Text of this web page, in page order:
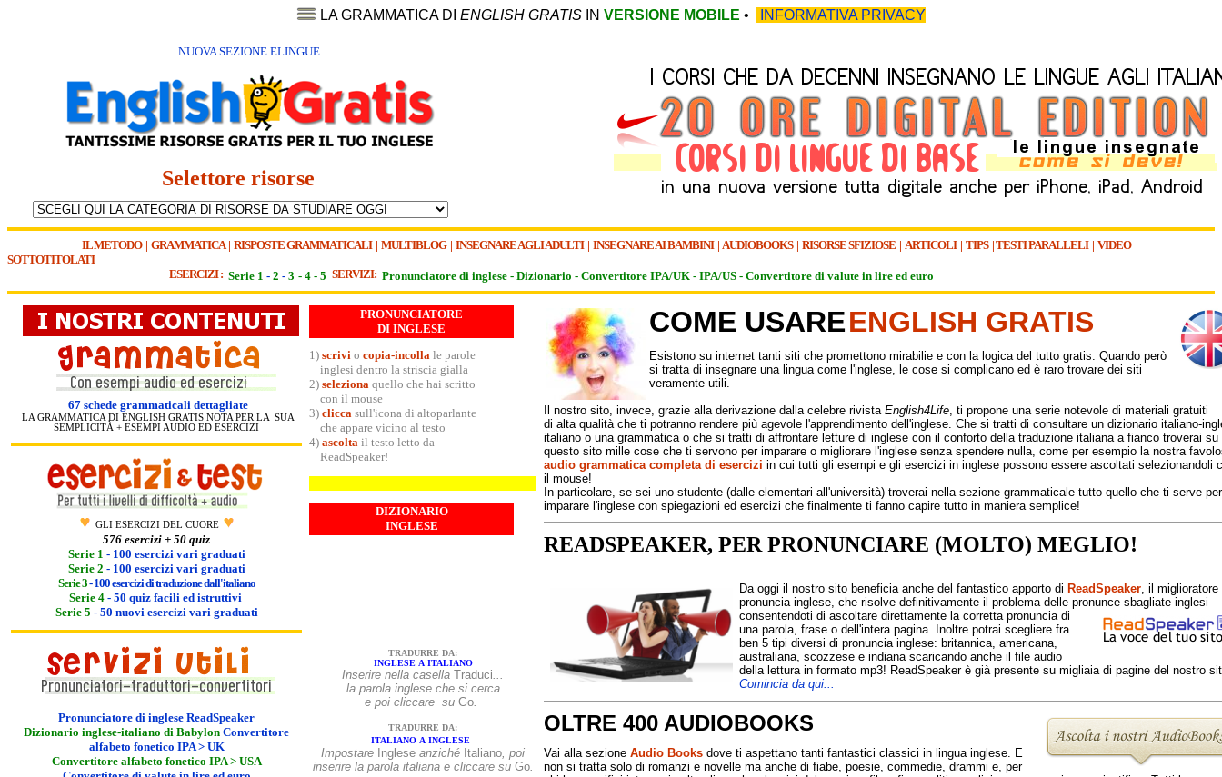
LA GRAMMATICA DI ENGLISH GRATIS IN VERSIONE MOBILE • INFORMATIVA PRIVACY
NUOVA SEZIONE ELINGUE
Selettore risorse
IL METODO| GRAMMATICA| RISPOSTE GRAMMATICALI| MULTIBLOG| INSEGNARE AGLI ADULTI | INSEGNARE AI BAMBINI| AUDIOBOOKS| RISORSE SFIZIOSE | ARTICOLI| TIPS|TESTI PARALLELI| VIDEO
SOTTOTITOLATI
ESERCIZI : Serie 1 - 2 - 3 - 4 - 5 SERVIZI: Pronunciatore di inglese - Dizionario - Convertitore IPA/UK - IPA/US - Convertitore di valute in lire ed euro
67 schede grammaticali dettagliate
LA GRAMMATICA DI ENGLISH GRATIS NOTA PER LA SUA
SEMPLICITÀ + ESEMPI AUDIO ED ESERCIZI
GLI ESERCIZI DEL CUORE
576 esercizi + 50 quiz
Serie 1 - 100 esercizi vari graduati
Serie 2 - 100 esercizi vari graduati
Serie 3- 100 esercizi di traduzione dall'italiano
Serie 4- 50 quiz facili ed istruttivi
Serie 5 - 50 nuovi esercizi vari graduati
Pronunciatore di inglese ReadSpeaker
Dizionario inglese-italiano di Babylon Convertitore
alfabeto fonetico IPA > UK
Convertitore alfabeto fonetico IPA > USA
PRONUNCIATORE
DI INGLESE
1) scrivi o copia-incolla le parole
inglesi dentro la striscia gialla
2) seleziona quello che hai scritto
con il mouse
3) clicca sull'icona di altoparlante
che appare vicino al testo
4) ascolta il testo letto da
ReadSpeaker!
DIZIONARIO
INGLESE
TRADURRE DA:
INGLESE A ITALIANO
Inserire nella casella Traduci
la parola inglese che si cerca
e poi cliccare su Go
TRADURRE DA:
ITALIANO A INGLESE
Impostare Inglese anziché Italiano , poi
inserire la parola italiana e cliccare su Go.
COME USAREENGLISH GRATIS
Esistono su internet tanti siti che promettono mirabilie e con la logica del tutto gratis. Quando però
si tratta di insegnare una lingua come l'inglese, le cose si complicano ed è raro trovare dei siti
veramente utili.
Il nostro sito, invece, grazie alla derivazione dalla celebre rivista English4Life , ti propone una serie notevole di materiali gratuiti
di alta qualità che ti potranno rendere più agevole l'apprendimento dell'inglese. Che si tratti di consultare un dizionario italiano-
italiano o una grammatica o che si tratti di affrontare letture di inglese con il conforto della traduzione italiana a fianco troverai su
questo sito mille cose che ti servono per imparare o migliorare l'inglese senza spendere nulla, come per esempio la nostra
audio grammatica completa di esercizi in cui tutti gli esempi e gli esercizi in inglese possono essere ascoltati selezionandoli
il mouse!
In particolare, se sei uno studente (dalle elementari all'università) troverai nella sezione grammaticale tutto quello che ti serve per
imparare l'inglese con spiegazioni ed esercizi che finalmente ti fanno capire tutto in maniera semplice!
READSPEAKER, PER PRONUNCIARE (MOLTO) MEGLIO!
Da oggi il nostro sito beneficia anche del fantastico apporto di ReadSpeaker , il miglioratore
pronuncia inglese, che risolve definitivamente il problema delle pronunce sbagliate inglesi
consentendoti di ascoltare direttamente la corretta pronuncia di
una parola, frase o dell'intera pagina. Inoltre potrai scegliere fra
ben 5 tipi diversi di pronuncia inglese: britannica, americana,
australiana, scozzese e indiana scaricando anche il file audio
della lettura in formato mp3! ReadSpeaker è già presente su migliaia di pagine del nostro
Comincia da qui...
OLTRE 400 AUDIOBOOKS
Vai alla sezione Audio Books dove ti aspettano tanti fantastici classici in lingua inglese. E
non si tratta solo di romanzi e novelle ma anche di fiabe, poesie, commedie, drammi e, per